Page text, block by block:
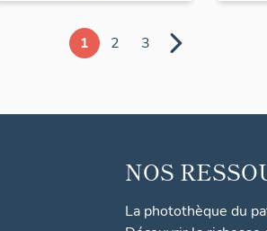
1 2 3
NOS
La photothèque du